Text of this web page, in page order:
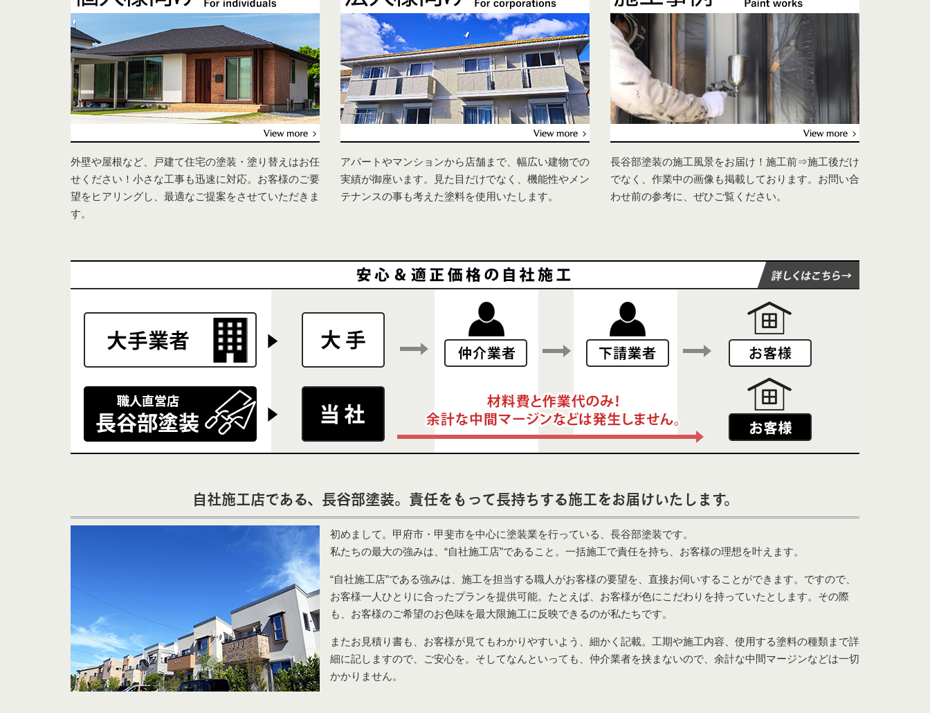
外壁や屋根など、戸建て住宅の塗装・塗り替えはお任
せください！小さな工事も迅速に対応。お客様のご要
望をヒアリングし、最適なご提案をさせていただきま
す。
アパートやマンションから店舗まで、幅広い建物での
実績が御座います。見た目だけでなく、機能性やメン
テナンスの事も考えた塗料を使用いたします。
長谷部塗装の施工風景をお届け！施工前⇒施工後だけ
でなく、作業中の画像も掲載しております。お問い合
わせ前の参考に、ぜひご覧ください。
自社施工店である、長谷部塗装。責任をもって長持ちする施工をお届けいたします。
初めまして。甲府市・甲斐市を中心に塗装業を行っている、長谷部塗装です。
私たちの最大の強みは、“自社施工店”であること。一括施工で責任を持ち、お客様の理想を叶えます。
“自社施工店”である強みは、施工を担当する職人がお客様の要望を、直接お伺いすることができます。ですので、
お客様一人ひとりに合ったプランを提供可能。たとえば、お客様が色にこだわりを持っていたとします。その際
も、お客様のご希望のお色味を最大限施工に反映できるのが私たちです。
またお見積り書も、お客様が見てもわかりやすいよう、細かく記載。工期や施工内容、使用する塗料の種類まで詳
細に記しますので、ご安心を。そしてなんといっても、仲介業者を挟まないので、余計な中間マージンなどは一切
かかりません。